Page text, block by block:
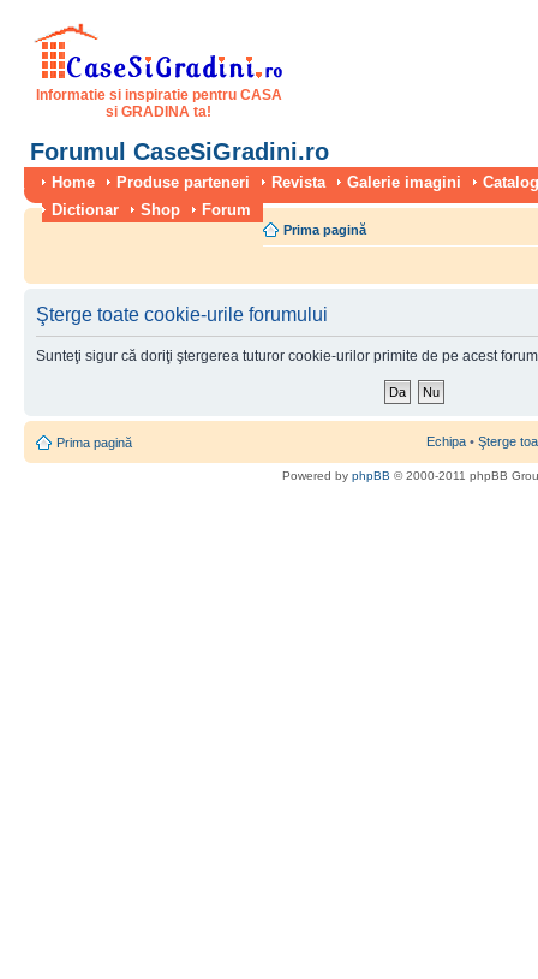
Informatie si inspiratie pentru CASA
si GRADINA ta!
Forumul CaseSiGradini.ro
Home Produse parteneri Revista Galerie imagini
Dictionar
Shop Forum
Prima pagină
Şterge toate cookie-urile forumului
Sunteţi sigur că doriţi ştergerea tuturor cookie-urilor primite de pe acest
Prima pagină Echipa • Şterge
Powered by phpBB © 2000-2011 phpBB